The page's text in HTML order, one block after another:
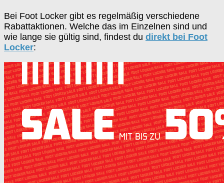
Bei Foot Locker gibt es regelmäßig verschiedene
Rabattaktionen. Welche das im Einzelnen sind und
wie lange sie gültig sind, findest du direkt bei Foot
Locker: